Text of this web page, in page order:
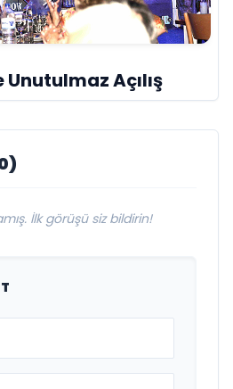
Unutulmaz Açılış
İlk görüşü siz bildirin!